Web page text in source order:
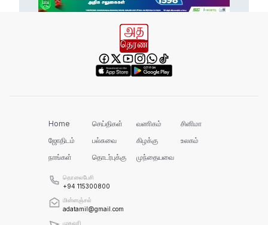
தமிழர் பகுதிகளில் ஏன் இவ்வாறு
அரசின் மீது மேலும் சந்தேகத்தை
அதிகரிக்கின்றது!
'நல்லூரான் வடக்கு வாசல் வளைவு'
எல் நினோவை எதிர்கொள்ளத் தயாராக
Home செய்திகள் வணிகம்
சினிமா
ஜோதிடம்
பல்சுவை கிழக்கு
உலகம்
நாங்கள்
தொடர்புக்கு முந்தையவை
தொலைபேசி
+94 115300800
மின்னஞ்சல்
adatamil@gmail.com
முகவரி